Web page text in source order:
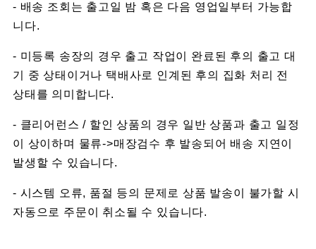
- 배송 조회는 출고일 밤 혹은 다음 영업일부터 가능합
니다.
- 미등록 송장의 경우 출고 작업이 완료된 후의 출고 대
기 중 상태이거나 택배사로 인계된 후의 집화 처리 전
상태를 의미합니다.
- 클리어런스 / 할인 상품의 경우 일반 상품과 출고 일정
이 상이하며 물류->매장검수 후 발송되어 배송 지연이
발생할 수 있습니다.
- 시스템 오류, 품절 등의 문제로 상품 발송이 불가할 시
자동으로 주문이 취소될 수 있습니다.